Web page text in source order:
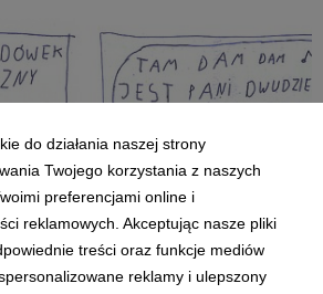
wracają z kampanią „Na
do działania naszej strony
Twojego korzystania z naszych
preferencjami online i
reklamowych. Akceptując nasze pliki
treści oraz funkcje mediów
reklamy i ulepszony